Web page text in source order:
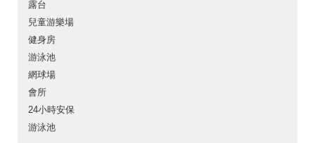
露台
兒童游樂場
健身房
游泳池
網球場
會所
24小時安保
游泳池